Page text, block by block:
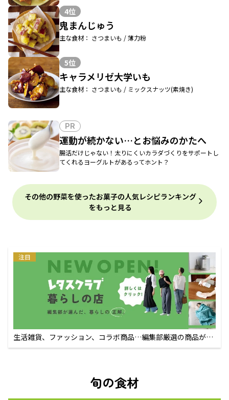
4位
鬼まんじゅう
主な食材： さつまいも / 薄力粉
5位
キャラメリゼ大学いも
主な食材： さつまいも / ミックスナッツ(素焼き)
PR
運動が続かない…とお悩みのかたへ
腸活だけじゃない！太りにくいカラダづくりをサポートし
てくれるヨーグルトがあるってホント？
その他の野菜を使ったお菓子の人気レシピランキング
をもっと見る
注目
生活雑貨、ファッション、コラボ商品…編集部厳選の商品が買
えるECサイト
旬の食材